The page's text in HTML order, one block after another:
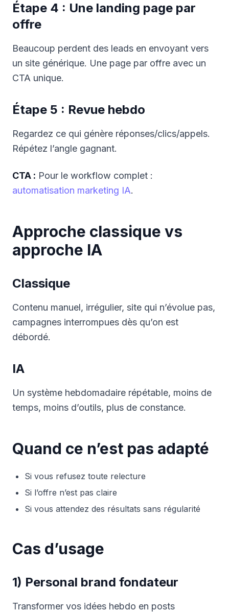
Étape 4 : Une landing page par
offre
Beaucoup perdent des leads en envoyant vers
un site générique. Une page par offre avec un
CTA unique.
Étape 5 : Revue hebdo
Regardez ce qui génère réponses/clics/appels.
Répétez l’angle gagnant.
CTA : Pour le workflow complet :
automatisation marketing IA.
Approche classique vs
approche IA
Classique
Contenu manuel, irrégulier, site qui n’évolue pas,
campagnes interrompues dès qu’on est
débordé.
IA
Un système hebdomadaire répétable, moins de
temps, moins d’outils, plus de constance.
Quand ce n’est pas adapté
Si vous refusez toute relecture
Si l’offre n’est pas claire
Si vous attendez des résultats sans régularité
Cas d’usage
1) Personal brand fondateur
Transformer vos idées hebdo en posts